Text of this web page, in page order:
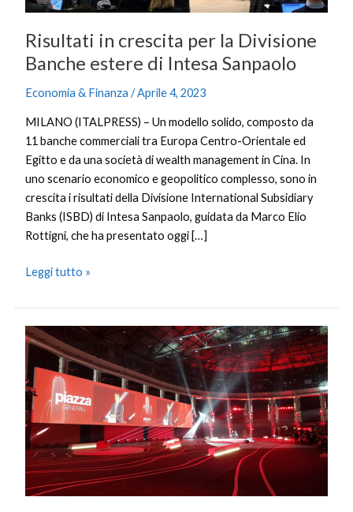
Risultati in crescita per la Divisione
Banche estere di Intesa Sanpaolo
Economia & Finanza /Aprile 4, 2023
MILANO (ITALPRESS) – Un modello solido, composto da
11 banche commerciali tra Europa Centro-Orientale ed
Egitto e da una società di wealth management in Cina. In
uno scenario economico e geopolitico complesso, sono in
crescita i risultati della Divisione International Subsidiary
Banks (ISBD) di Intesa Sanpaolo, guidata da Marco Elio
Rottigni, che ha presentato oggi […]
Sanpaolo
Leggi tutto »
Generali
Italia,
a
Milano
torna
la
Convention
Rete